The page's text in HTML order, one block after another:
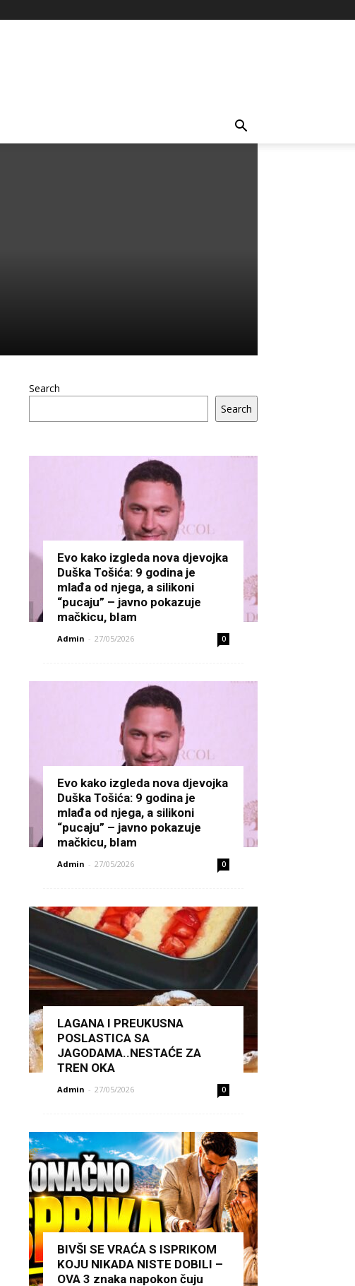
Search
Search
Evo kako izgleda nova djevojka
Duška Tošića: 9 godina je
mlađa od njega, a silikoni
“pucaju” – javno pokazuje
mačkicu, bIam
Admin - 27/05/2026 0
Evo kako izgleda nova djevojka
Duška Tošića: 9 godina je
mlađa od njega, a silikoni
“pucaju” – javno pokazuje
mačkicu, bIam
Admin - 27/05/2026 0
LAGANA I PREUKUSNA
POSLASTICA SA
JAGODAMA..NESTAĆE ZA
TREN OKA
Admin - 27/05/2026 0
BIVŠI SE VRAĆA S ISPRIKOM
KOJU NIKADA NISTE DOBILI –
OVA 3 znaka napokon čuju